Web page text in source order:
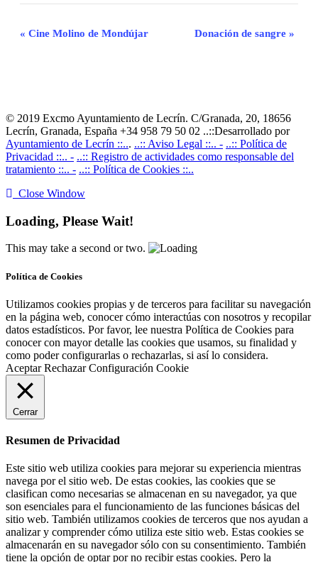
Navegación
« Cine Molino de Mondújar Donación de sangre »
© 2019 Excmo Ayuntamiento de Lecrín. C/Granada, 20, 18656
Lecrín, Granada, España +34 958 79 50 02 ..::Desarrollado por
Ayuntamiento de Lecrín ::... ..:: Aviso Legal ::.. - ..:: Política de
Privacidad ::.. - ..:: Registro de actividades como responsable del
tratamiento ::.. - ..:: Política de Cookies ::..
Close Window
Loading, Please Wait!
This may take a second or two.
Política de Cookies
Utilizamos cookies propias y de terceros para facilitar su navegación
en la página web, conocer cómo interactúas con nosotros y recopilar
datos estadísticos. Por favor, lee nuestra Política de Cookies para
conocer con mayor detalle las cookies que usamos, su finalidad y
como poder configurarlas o rechazarlas, si así lo considera.
Aceptar Rechazar Configuración Cookie
Cerrar
Resumen de Privacidad
Este sitio web utiliza cookies para mejorar su experiencia mientras
navega por el sitio web. De estas cookies, las cookies que se
clasifican como necesarias se almacenan en su navegador, ya que
son esenciales para el funcionamiento de las funciones básicas del
sitio web. También utilizamos cookies de terceros que nos ayudan a
analizar y comprender cómo utiliza este sitio web. Estas cookies se
almacenarán en su navegador sólo con su consentimiento. También
tiene la opción de optar por no recibir estas cookies. Pero la